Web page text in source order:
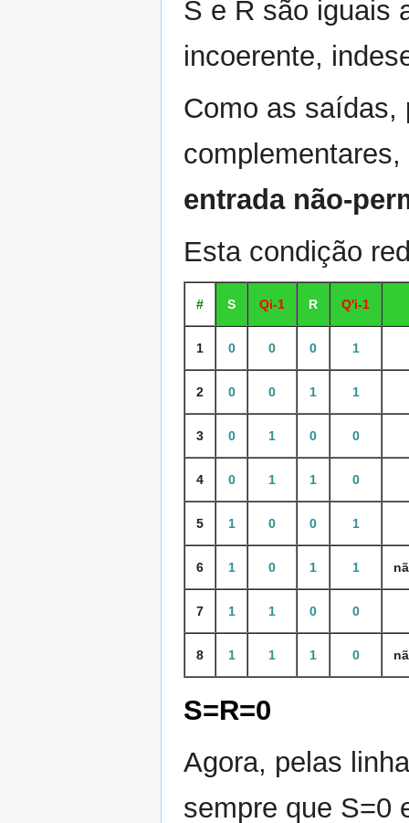
S e R são iguais
incoerente,
Como as saídas,
entrada não-
Esta condição
# S Qi-1 R Q'i-1
1 0 0 0 1
2 0 0 1 1
3 0 1 0 0
4 0 1 1 0
5 1 0 0 1
6 1 0 1 1
7 1 1 0 0
8 1 1 1 0
S=R=0
Agora, pelas
sempre que S=0